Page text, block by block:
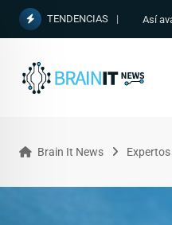
TENDENCIAS Así
Brain It News Expertos